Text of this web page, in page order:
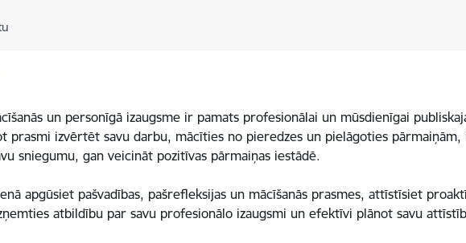
un personīgā izaugsme ir pamats profesionālai un mūsdienīgai
prasmi izvērtēt savu darbu, mācīties no pieredzes un pielāgoties pārmaiņām,
sniegumu, gan veicināt pozitīvas pārmaiņas iestādē.
apgūsiet pašvadības, pašrefleksijas un mācīšanās prasmes, attīstīsiet
atbildību par savu profesionālo izaugsmi un efektīvi plānot savu